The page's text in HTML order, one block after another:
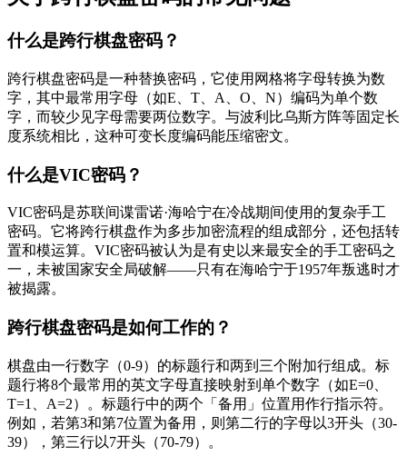
什么是跨行棋盘密码？
跨行棋盘密码是一种替换密码，它使用网格将字母转换为数
字，其中最常用字母（如E、T、A、O、N）编码为单个数
字，而较少见字母需要两位数字。与波利比乌斯方阵等固定长
度系统相比，这种可变长度编码能压缩密文。
什么是VIC密码？
VIC密码是苏联间谍雷诺·海哈宁在冷战期间使用的复杂手工
密码。它将跨行棋盘作为多步加密流程的组成部分，还包括转
置和模运算。VIC密码被认为是有史以来最安全的手工密码之
一，未被国家安全局破解——只有在海哈宁于1957年叛逃时才
被揭露。
跨行棋盘密码是如何工作的？
棋盘由一行数字（0-9）的标题行和两到三个附加行组成。标
题行将8个最常用的英文字母直接映射到单个数字（如E=0、
T=1、A=2）。标题行中的两个「备用」位置用作行指示符。
例如，若第3和第7位置为备用，则第二行的字母以3开头（30-
39），第三行以7开头（70-79）。